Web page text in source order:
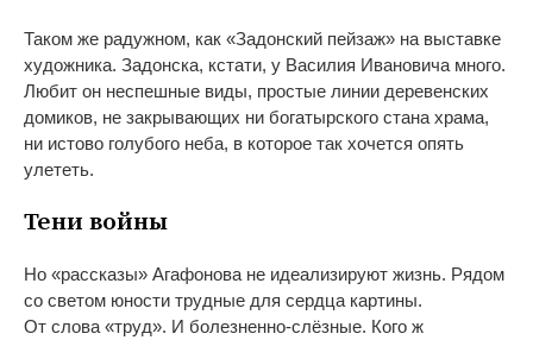
Таком же радужном, как «Задонский пейзаж» на выставке
художника. Задонска, кстати, у Василия Ивановича много.
Любит он неспешные виды, простые линии деревенских
домиков, не закрывающих ни богатырского стана храма,
ни истово голубого неба, в которое так хочется опять
улететь.
Тени войны
Но «рассказы» Агафонова не идеализируют жизнь. Рядом
со светом юности трудные для сердца картины.
От слова «труд». И болезненно-слёзные. Кого ж